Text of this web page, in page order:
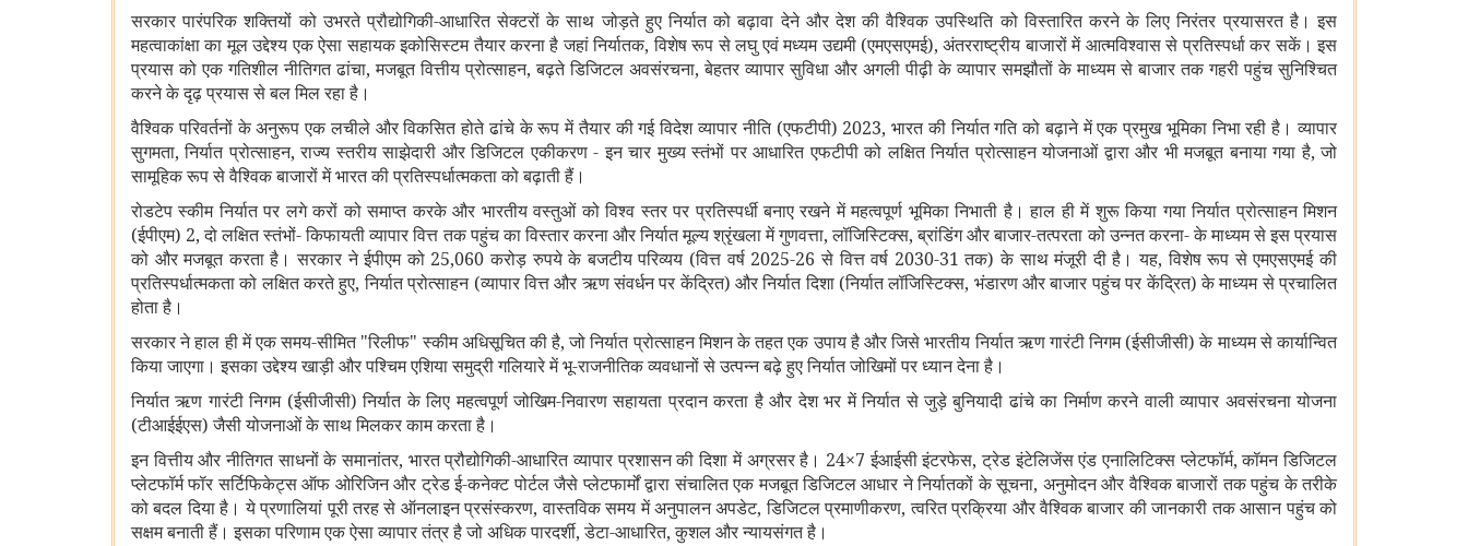
सरकार पारंपरिक शक्तियों को उभरते प्रौद्योगिकी-आधारित सेक्टरों के साथ जोड़ते हुए निर्यात को बढ़ावा देने और देश की वैश्विक उपस्थिति को विस्तारित करने के लिए निरंतर प्रयासरत है। इस
महत्वाकांक्षा का मूल उद्देश्य एक ऐसा सहायक इकोसिस्टम तैयार करना है जहां निर्यातक, विशेष रूप से लघु एवं मध्यम उद्यमी (एमएसएमई), अंतरराष्ट्रीय बाजारों में आत्मविश्वास से प्रतिस्पर्धा कर सकें। इस
प्रयास को एक गतिशील नीतिगत ढांचा, मजबूत वित्तीय प्रोत्साहन, बढ़ते डिजिटल अवसंरचना, बेहतर व्यापार सुविधा और अगली पीढ़ी के व्यापार समझौतों के माध्यम से बाजार तक गहरी पहुंच सुनिश्चित
करने के दृढ़ प्रयास से बल मिल रहा है।
वैश्विक परिवर्तनों के अनुरूप एक लचीले और विकसित होते ढांचे के रूप में तैयार की गई विदेश व्यापार नीति (एफटीपी) 2023, भारत की निर्यात गति को बढ़ाने में एक प्रमुख भूमिका निभा रही है। व्यापार
सुगमता, निर्यात प्रोत्साहन, राज्य स्तरीय साझेदारी और डिजिटल एकीकरण - इन चार मुख्य स्तंभों पर आधारित एफटीपी को लक्षित निर्यात प्रोत्साहन योजनाओं द्वारा और भी मजबूत बनाया गया है, जो
सामूहिक रूप से वैश्विक बाजारों में भारत की प्रतिस्पर्धात्मकता को बढ़ाती हैं।
रोडटेप स्कीम निर्यात पर लगे करों को समाप्त करके और भारतीय वस्तुओं को विश्व स्तर पर प्रतिस्पर्धी बनाए रखने में महत्वपूर्ण भूमिका निभाती है। हाल ही में शुरू किया गया निर्यात प्रोत्साहन मिशन
(ईपीएम) 2, दो लक्षित स्तंभों- किफायती व्यापार वित्त तक पहुंच का विस्तार करना और निर्यात मूल्य श्रृंखला में गुणवत्ता, लॉजिस्टिक्स, ब्रांडिंग और बाजार-तत्परता को उन्नत करना- के माध्यम से इस प्रयास
को और मजबूत करता है। सरकार ने ईपीएम को 25,060 करोड़ रुपये के बजटीय परिव्यय (वित्त वर्ष 2025-26 से वित्त वर्ष 2030-31 तक) के साथ मंजूरी दी है। यह, विशेष रूप से एमएसएमई की
प्रतिस्पर्धात्मकता को लक्षित करते हुए, निर्यात प्रोत्साहन (व्यापार वित्त और ऋण संवर्धन पर केंद्रित) और निर्यात दिशा (निर्यात लॉजिस्टिक्स, भंडारण और बाजार पहुंच पर केंद्रित) के माध्यम से प्रचालित
होता है।
सरकार ने हाल ही में एक समय-सीमित "रिलीफ" स्कीम अधिसूचित की है, जो निर्यात प्रोत्साहन मिशन के तहत एक उपाय है और जिसे भारतीय निर्यात ऋण गारंटी निगम (ईसीजीसी) के माध्यम से कार्यान्वित
किया जाएगा। इसका उद्देश्य खाड़ी और पश्चिम एशिया समुद्री गलियारे में भू-राजनीतिक व्यवधानों से उत्पन्न बढ़े हुए निर्यात जोखिमों पर ध्यान देना है।
निर्यात ऋण गारंटी निगम (ईसीजीसी) निर्यात के लिए महत्वपूर्ण जोखिम-निवारण सहायता प्रदान करता है और देश भर में निर्यात से जुड़े बुनियादी ढांचे का निर्माण करने वाली व्यापार अवसंरचना योजना
(टीआईईएस) जैसी योजनाओं के साथ मिलकर काम करता है।
इन वित्तीय और नीतिगत साधनों के समानांतर, भारत प्रौद्योगिकी-आधारित व्यापार प्रशासन की दिशा में अग्रसर है। 24×7 ईआईसी इंटरफेस, ट्रेड इंटेलिजेंस एंड एनालिटिक्स प्लेटफॉर्म, कॉमन डिजिटल
प्लेटफॉर्म फॉर सर्टिफिकेट्स ऑफ ओरिजिन और ट्रेड ई-कनेक्ट पोर्टल जैसे प्लेटफार्मों द्वारा संचालित एक मजबूत डिजिटल आधार ने निर्यातकों के सूचना, अनुमोदन और वैश्विक बाजारों तक पहुंच के तरीके
को बदल दिया है। ये प्रणालियां पूरी तरह से ऑनलाइन प्रसंस्करण, वास्तविक समय में अनुपालन अपडेट, डिजिटल प्रमाणीकरण, त्वरित प्रक्रिया और वैश्विक बाजार की जानकारी तक आसान पहुंच को
सक्षम बनाती हैं। इसका परिणाम एक ऐसा व्यापार तंत्र है जो अधिक पारदर्शी, डेटा-आधारित, कुशल और न्यायसंगत है।